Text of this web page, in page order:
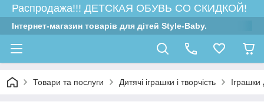
Распродажа!!! ДЕТСКАЯ ОБУВЬ СО СКИДКОЙ!
Інтернет-магазин товарів для дітей Style-Baby.
Товари та послуги Дитячі іграшки і творчість Іграшки